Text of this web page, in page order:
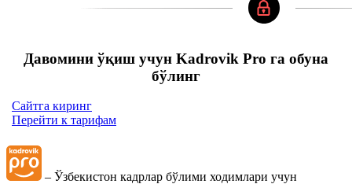
Давомини ўқиш учун Kadrovik Pro га обуна
бўлинг
Сайтга киринг
Перейти к тарифам
– Ўзбекистон кадрлар бўлими ходимлари учун